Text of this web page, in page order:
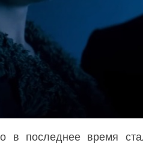
в последнее время